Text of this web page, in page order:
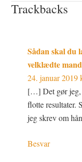
Trackbacks
Sådan skal du
velklædte mand
24. januar 2019
[…] Det gør jeg,
flotte resultater.
jeg skrev om
Besvar